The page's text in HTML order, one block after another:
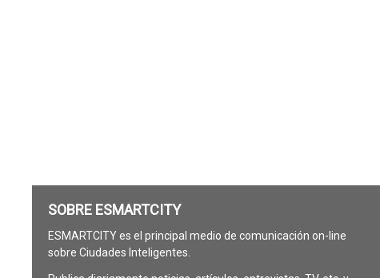
SOBRE ESMARTCITY
ESMARTCITY es el principal medio de comunicación on-line
sobre Ciudades Inteligentes.